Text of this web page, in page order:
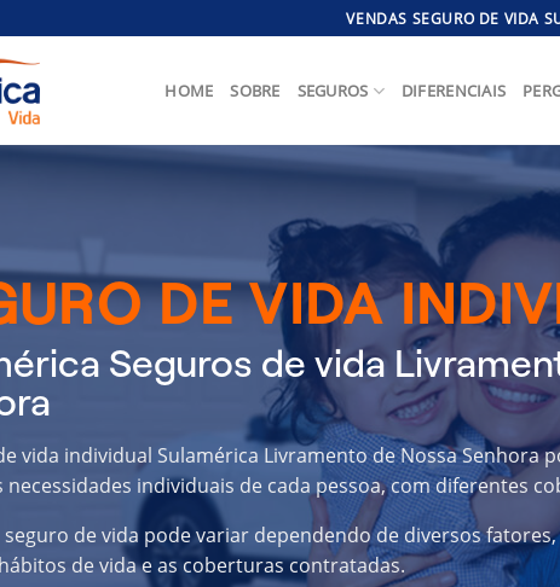
VENDAS SEGURO DE VIDA
HOME SOBRE SEGUROS DIFERENCIAIS
DE VIDA
Seguros de vida
vida individual Sulamérica Livramento de Nossa Senhora
necessidades individuais de cada pessoa, com diferentes
seguro de vida pode variar dependendo de diversos
de vida e as coberturas contratadas.